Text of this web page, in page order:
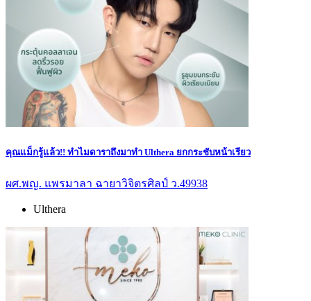
คุณแม็กรู้แล้ว!! ทำไมดาราถึงมาทำ Ulthera ยกกระชับหน้าเรียว
ผศ.พญ. แพรมาลา ฉายาวิจิตรศิลป์ ว.49938
Ulthera